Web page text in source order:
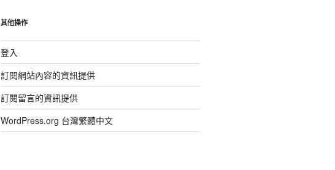
其他操作
登入
訂閱網站內容的資訊提供
訂閱留言的資訊提供
WordPress.org 台灣繁體中文